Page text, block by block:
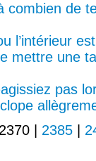
combien de
l’intérieur
mettre une
pas
2370 2385